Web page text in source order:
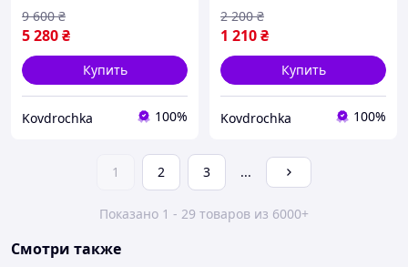
5 280₴
9 600 ₴
Купить
Kovdrochka 100%
1 210₴
2 200 ₴
Купить
Kovdrochka 100%
1 2 3 ...
Показано 1 - 29 товаров из 6000+
Смотри также